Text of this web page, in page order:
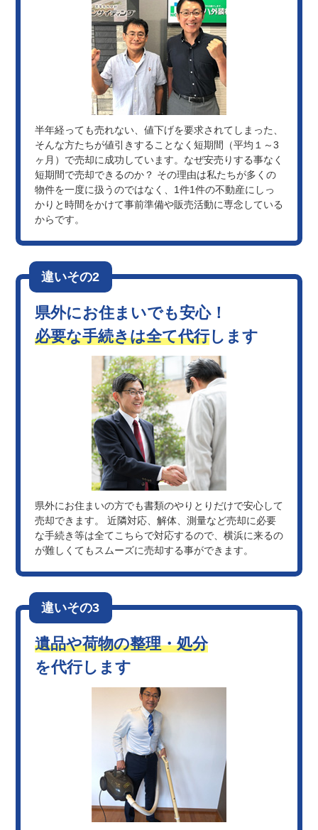
半年経っても売れない、値下げを要求されてしまった、
そんな方たちが値引きすることなく短期間（平均１～3
ヶ月）で売却に成功しています。なぜ安売りする事なく
短期間で売却できるのか？ その理由は私たちが多くの
物件を一度に扱うのではなく、1件1件の不動産にしっ
かりと時間をかけて事前準備や販売活動に専念している
からです。
違いその2
県外にお住まいでも安心！
必要な手続きは全て代行します
県外にお住まいの方でも書類のやりとりだけで安心して
売却できます。 近隣対応、解体、測量など売却に必要
な手続き等は全てこちらで対応するので、横浜に来るの
が難しくてもスムーズに売却する事ができます。
違いその3
遺品や荷物の整理・処分
を代行します